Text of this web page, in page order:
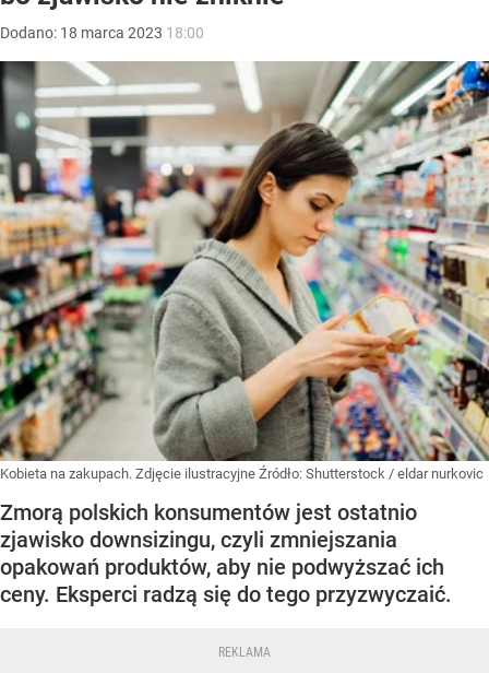
Dodano: 18 marca 2023 18:00
Kobieta na zakupach. Zdjęcie ilustracyjne Źródło: Shutterstock / eldar nurkovic
Zmorą polskich konsumentów jest ostatnio
zjawisko downsizingu, czyli zmniejszania
opakowań produktów, aby nie podwyższać ich
ceny. Eksperci radzą się do tego przyzwyczaić.